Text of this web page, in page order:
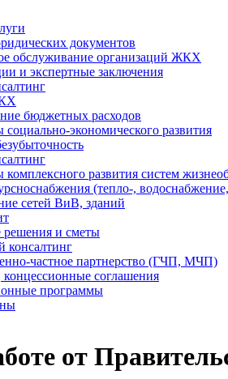
документов
обслуживание организаций ЖКХ
и экспертные заключения
бюджетных расходов
экономического развития
развития систем
(тепло-,
сетей ВиВ, зданий
решения и сметы
консалтинг
частное партнерство (ГЧП, МЧП)
концессионные соглашения
программы
от